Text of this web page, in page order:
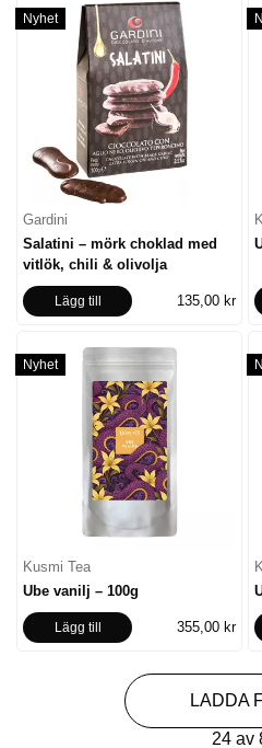
Nyhet
Gardini
Salatini – mörk choklad med
vitlök, chili & olivolja
Lägg till 135,00 kr
Nyhet
Kusmi Tea
Ube vanilj – 100g
Lägg till 355,00 kr
LADDA
24 av